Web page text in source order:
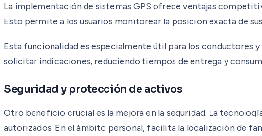
La implementación de sistemas GPS ofrece ventajas
Esto permite a los usuarios monitorear la posición exacta de
Esta funcionalidad es especialmente útil para los conductores
solicitar indicaciones, reduciendo tiempos de entrega y
Seguridad y protección de activos
Otro beneficio crucial es la mejora en la seguridad. La
autorizados. En el ámbito personal, facilita la localización de